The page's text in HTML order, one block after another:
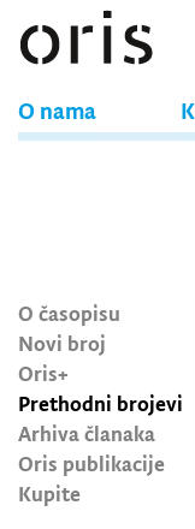
O nama
O časopisu
Novi broj
Oris+
Prethodni brojevi
Arhiva članaka
Oris publikacije
Kupite